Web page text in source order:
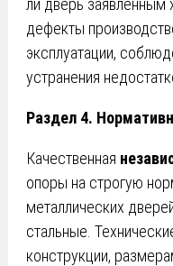
дефекты
эксплуатации,
устранения
Раздел 4.
Качественная
опоры на строгую
металлических
стальные.
конструкции,